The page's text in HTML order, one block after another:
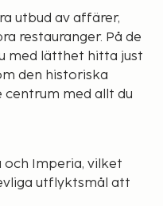
utbud av affärer,
restauranger. På de
med lätthet hitta just
den historiska
centrum med allt du
utflyktsmål att